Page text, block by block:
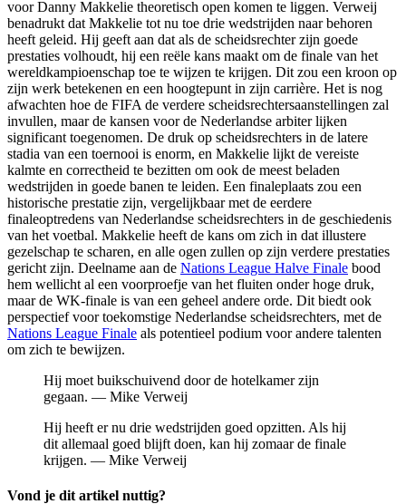
voor Danny Makkelie theoretisch open komen te liggen. Verweij
benadrukt dat Makkelie tot nu toe drie wedstrijden naar behoren
heeft geleid. Hij geeft aan dat als de scheidsrechter zijn goede
prestaties volhoudt, hij een reële kans maakt om de finale van het
wereldkampioenschap toe te wijzen te krijgen. Dit zou een kroon op
zijn werk betekenen en een hoogtepunt in zijn carrière. Het is nog
afwachten hoe de FIFA de verdere scheidsrechtersaanstellingen zal
invullen, maar de kansen voor de Nederlandse arbiter lijken
significant toegenomen. De druk op scheidsrechters in de latere
stadia van een toernooi is enorm, en Makkelie lijkt de vereiste
kalmte en correctheid te bezitten om ook de meest beladen
wedstrijden in goede banen te leiden. Een finaleplaats zou een
historische prestatie zijn, vergelijkbaar met de eerdere
finaleoptredens van Nederlandse scheidsrechters in de geschiedenis
van het voetbal. Makkelie heeft de kans om zich in dat illustere
gezelschap te scharen, en alle ogen zullen op zijn verdere prestaties
gericht zijn. Deelname aan de Nations League Halve Finale bood
hem wellicht al een voorproefje van het fluiten onder hoge druk,
maar de WK-finale is van een geheel andere orde. Dit biedt ook
perspectief voor toekomstige Nederlandse scheidsrechters, met de
Nations League Finale als potentieel podium voor andere talenten
om zich te bewijzen.
Hij moet buikschuivend door de hotelkamer zijn
gegaan. — Mike Verweij
Hij heeft er nu drie wedstrijden goed opzitten. Als hij
dit allemaal goed blijft doen, kan hij zomaar de finale
krijgen. — Mike Verweij
Vond je dit artikel nuttig?